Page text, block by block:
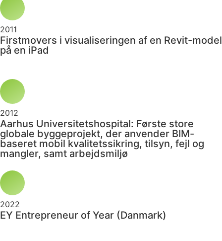
2011
Firstmovers i visualiseringen af en Revit-model
på en iPad
2012
Aarhus Universitetshospital: Første store
globale byggeprojekt, der anvender BIM-
baseret mobil kvalitetssikring, tilsyn, fejl og
mangler, samt arbejdsmiljø
2022
EY Entrepreneur of Year (Danmark)